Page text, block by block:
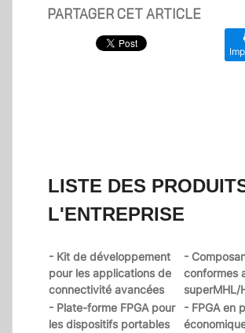
PARTAGER CET ARTICLE
LISTE DES
L'ENTREPRISE
- Kit de développement
pour les applications de
connectivité avancées
-
conformes
superMHL/
- Plate-forme FPGA pour
les dispositifs portables
- FPGA en